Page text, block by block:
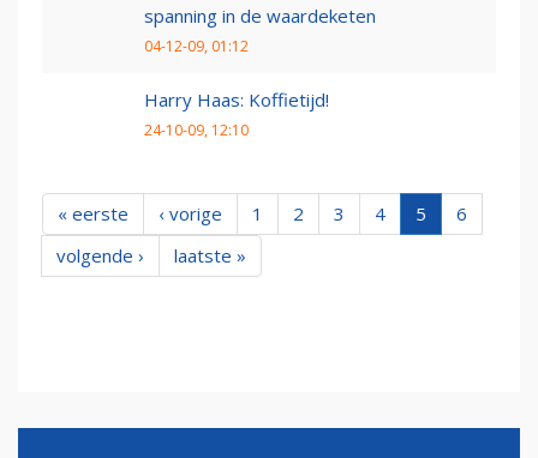
spanning in de waardeketen
04-12-09, 01:12
Harry Haas: Koffietijd!
24-10-09, 12:10
« eerste ‹ vorige 1 2 3 4 5
6
volgende ›
laatste »